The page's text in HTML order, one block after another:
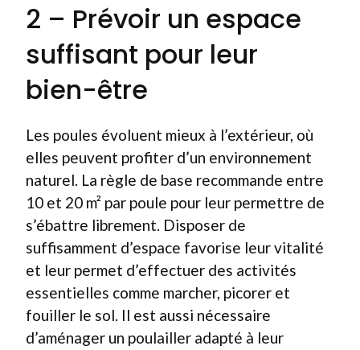
2 – Prévoir un espace
suffisant pour leur
bien-être
Les poules évoluent mieux à l’extérieur, où
elles peuvent profiter d’un environnement
naturel. La règle de base recommande entre
10 et 20 m² par poule pour leur permettre de
s’ébattre librement. Disposer de
suffisamment d’espace favorise leur vitalité
et leur permet d’effectuer des activités
essentielles comme marcher, picorer et
fouiller le sol. Il est aussi nécessaire
d’aménager un poulailler adapté à leur